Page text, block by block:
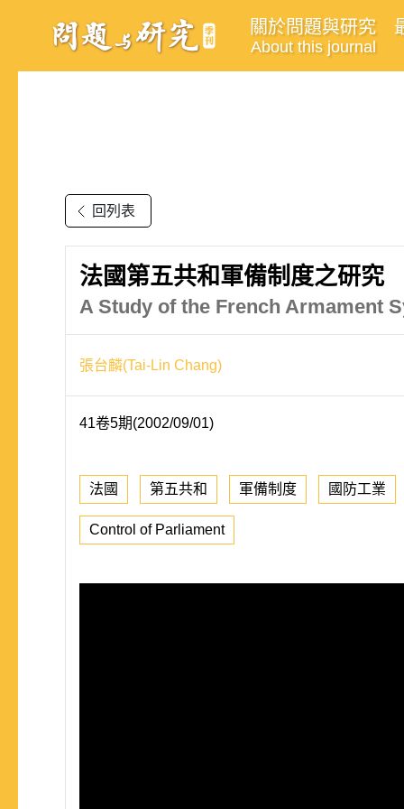
關於問題與研究
About this journal
回列表
法國第五共和軍備制度之研究
A Study of the French Armament
張台麟(Tai-Lin Chang)
41卷5期(2002/09/01)
法國 第五共和 軍備制度 國防工業
Control of Parliament